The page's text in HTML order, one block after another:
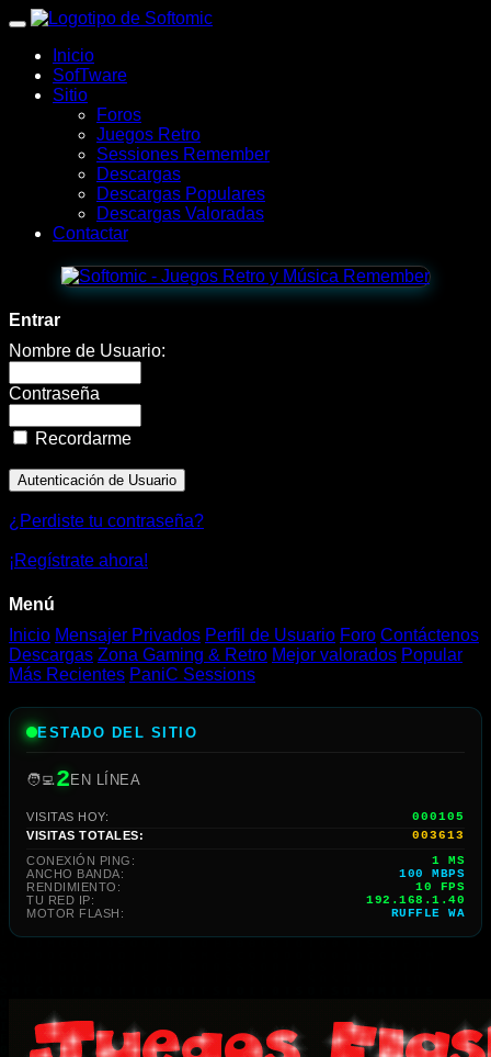
wWw.SofTomiC.org
Zona
Gaming
Retro
Burrito
Bison
🦬
|
Jugar
gratis
online
Inicio
SofTware
Sitio
Foros
Juegos Retro
Sessiones Remember
Descargas
Descargas Populares
Descargas Valoradas
Contactar
Entrar
Nombre de Usuario:
Contraseña
Recordarme
¿Perdiste tu contraseña?
¡Regístrate ahora!
Menú
Inicio Mensajer Privados Perfil de Usuario Foro Contáctenos
Descargas Zona Gaming & Retro Mejor valorados Popular
Más Recientes PaniC Sessions
ESTADO DEL SITIO
🧑‍💻 2EN LÍNEA
VISITAS HOY:
000105
VISITAS TOTALES:
003613
CONEXIÓN PING:
1 MS
ANCHO BANDA:
100 MBPS
RENDIMIENTO:
7 FPS
TU RED IP:
192.168.1.40
MOTOR FLASH:
RUFFLE WA